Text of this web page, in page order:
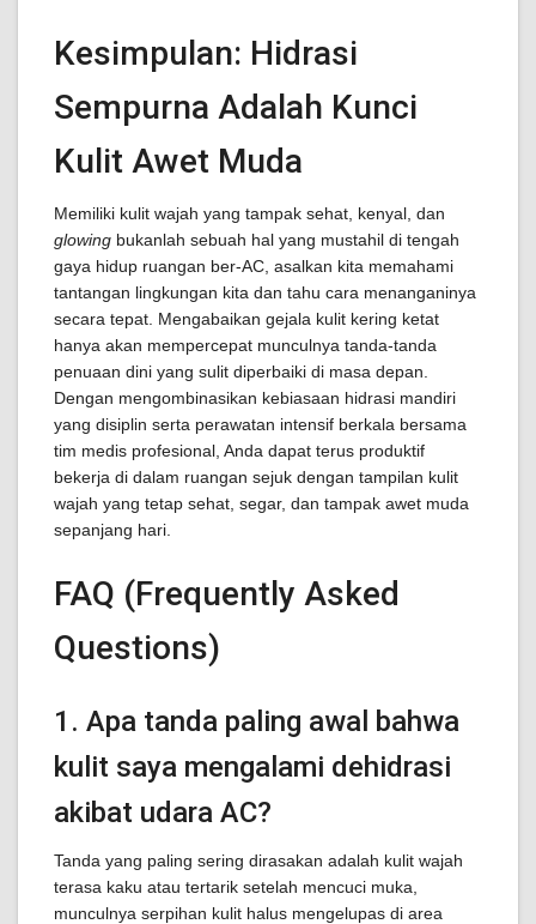
Kesimpulan: Hidrasi
Sempurna Adalah Kunci
Kulit Awet Muda
Memiliki kulit wajah yang tampak sehat, kenyal, dan
glowing bukanlah sebuah hal yang mustahil di tengah
gaya hidup ruangan ber-AC, asalkan kita memahami
tantangan lingkungan kita dan tahu cara menanganinya
secara tepat. Mengabaikan gejala kulit kering ketat
hanya akan mempercepat munculnya tanda-tanda
penuaan dini yang sulit diperbaiki di masa depan.
Dengan mengombinasikan kebiasaan hidrasi mandiri
yang disiplin serta perawatan intensif berkala bersama
tim medis profesional, Anda dapat terus produktif
bekerja di dalam ruangan sejuk dengan tampilan kulit
wajah yang tetap sehat, segar, dan tampak awet muda
sepanjang hari.
FAQ (Frequently Asked
Questions)
1. Apa tanda paling awal bahwa
kulit saya mengalami dehidrasi
akibat udara AC?
Tanda yang paling sering dirasakan adalah kulit wajah
terasa kaku atau tertarik setelah mencuci muka,
munculnya serpihan kulit halus mengelupas di area